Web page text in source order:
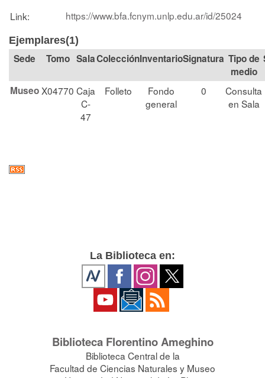
Link: https://www.bfa.fcnym.unlp.edu.ar/id/25024
Ejemplares(1)
Tomo SalaColección Signatura Tipo de
medio
MuseoX04770 Caja
C-
47
Folleto
Fondo
general
0
Consulta
en Sala
La Biblioteca en:
Biblioteca Florentino Ameghino
Biblioteca Central de la
Facultad de Ciencias Naturales y Museo